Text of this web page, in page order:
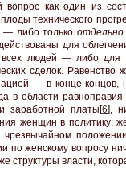
вопрос как один из
технического
— либо только
для
людей — либо для
сделок.
— в конце концов,
в области
заработной платы[6],
женщин в политику:
чрезвычайном
по женскому вопросу
структуры власти,